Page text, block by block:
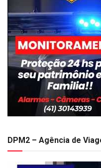
DPM2 – Agência de